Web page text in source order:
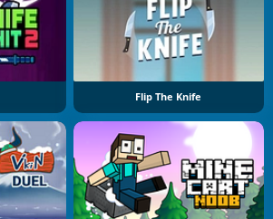
Flip The Knife